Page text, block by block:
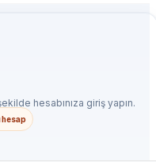
hesabınıza giriş yapın.
hesap